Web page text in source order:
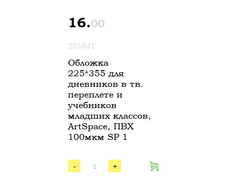
16.00
255931
Обложка
225*355 для
дневников в тв.
переплете и
учебников
младших классов,
ArtSpace, ПВХ
100мкм SP 1
- +